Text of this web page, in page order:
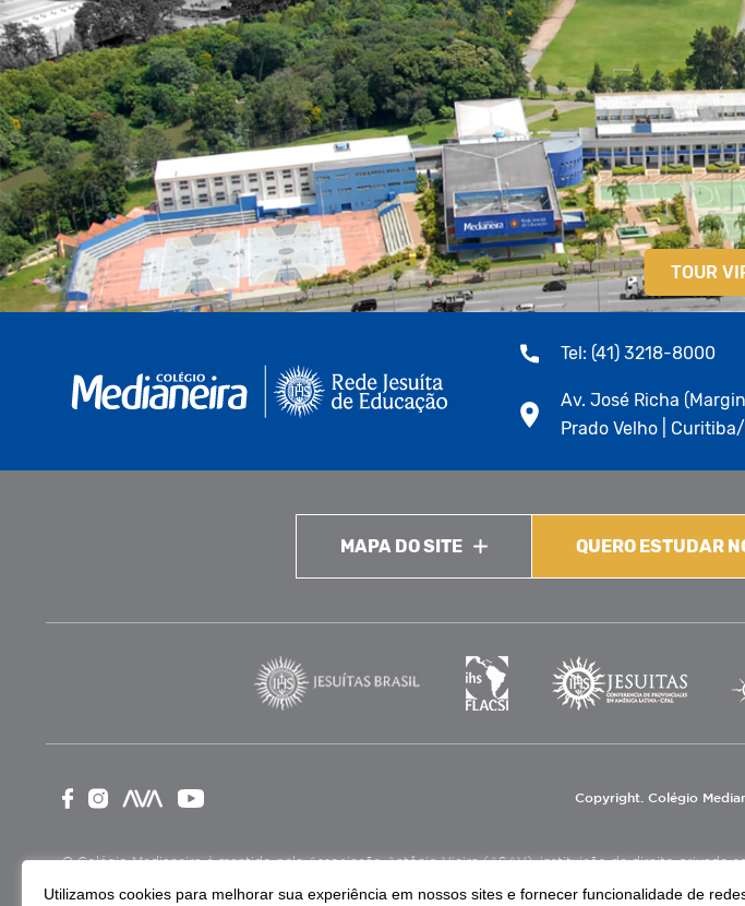
TOUR
Tel: (41) 3218-8000
Av. José Richa
Prado Velho |
MAPA DO SITE QUERO ESTUDAR
Copyright. Colégio
O Colégio Medianeira é mantido pela Associação Antônio Vieira (ASAV), instituição de direito privado
Utilizamos cookies para melhorar sua experiência em nossos sites e fornecer funcionalidade de